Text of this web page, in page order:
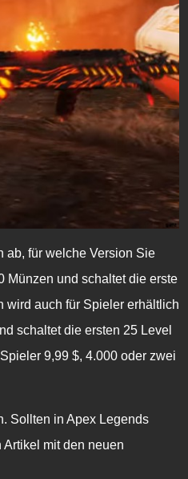
ab, für welche Version Sie
Münzen und schaltet die erste
wird auch für Spieler erhältlich
schaltet die ersten 25 Level
9,99 $, 4.000 oder zwei
Sollten in Apex Legends
mit den neuen